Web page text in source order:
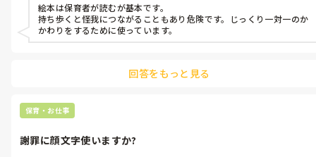
絵本は保育者が読むが基本です。
持ち歩くと怪我につながることもあり危険です。じっくり一対一のか
かわりをするために使っています。
回答をもっと見る
保育・お仕事
謝罪に顔文字使いますか?